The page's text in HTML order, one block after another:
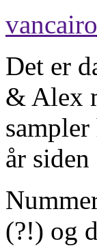
vancairo
Det er
& Alex
år
(?!) og